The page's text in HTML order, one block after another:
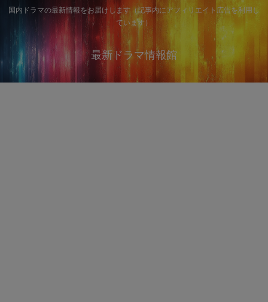
国内ドラマの最新情報をお届けします（記事内にアフィリエイト広告を利用し
ています）
最新ドラマ情報館